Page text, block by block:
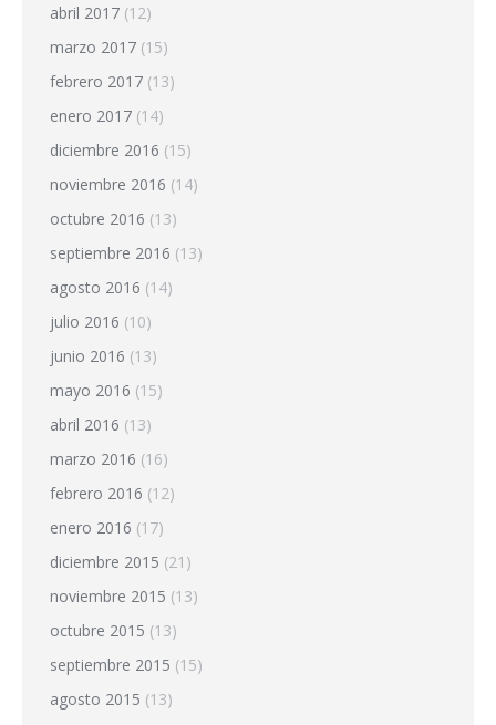
abril 2017 (12)
marzo 2017 (15)
febrero 2017 (13)
enero 2017 (14)
diciembre 2016 (15)
noviembre 2016 (14)
octubre 2016 (13)
septiembre 2016 (13)
agosto 2016 (14)
julio 2016 (10)
junio 2016 (13)
mayo 2016 (15)
abril 2016 (13)
marzo 2016 (16)
febrero 2016 (12)
enero 2016 (17)
diciembre 2015 (21)
noviembre 2015 (13)
octubre 2015 (13)
septiembre 2015 (15)
agosto 2015 (13)